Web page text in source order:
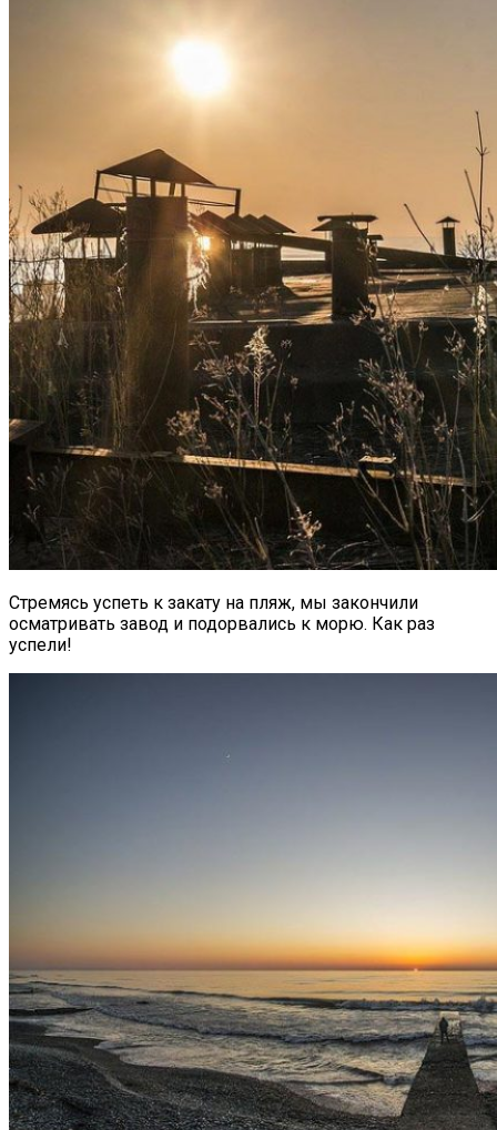
Стремясь успеть к закату на пляж, мы закончили
осматривать завод и подорвались к морю. Как раз
успели!